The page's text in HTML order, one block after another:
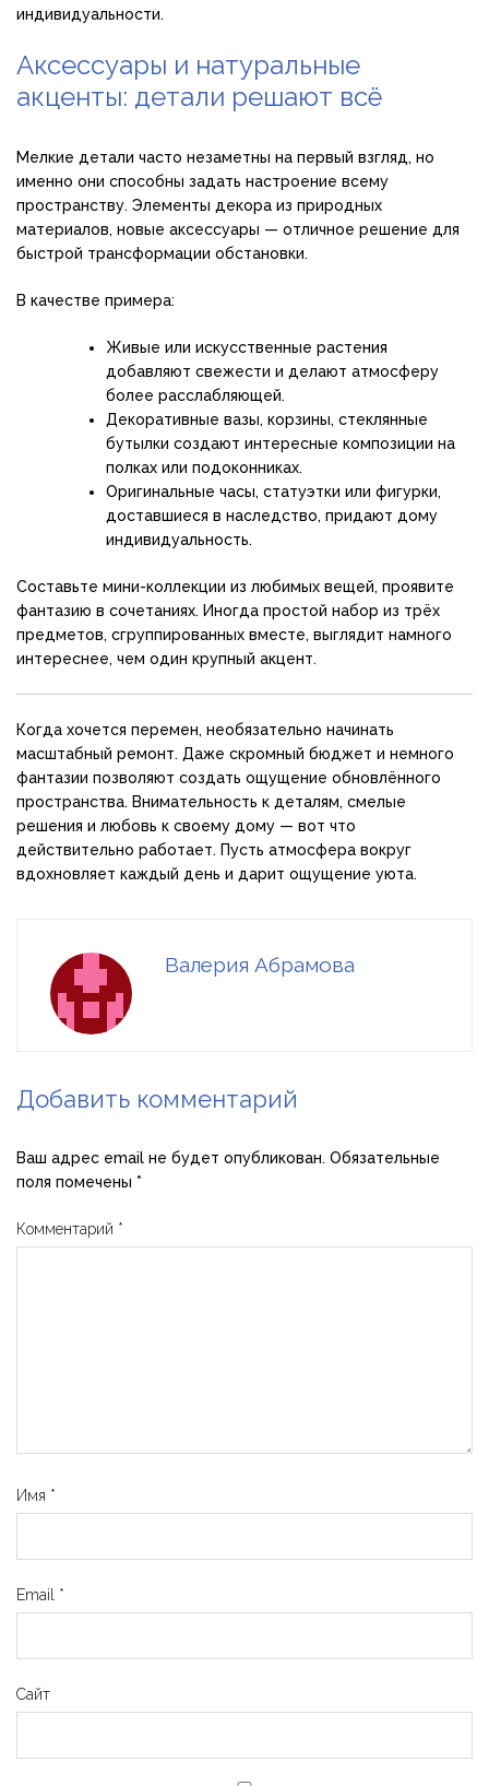
индивидуальности.
Аксессуары и натуральные
акценты: детали решают всё
Мелкие детали часто незаметны на первый взгляд, но
именно они способны задать настроение всему
пространству. Элементы декора из природных
материалов, новые аксессуары — отличное решение для
быстрой трансформации обстановки.
В качестве примера:
Живые или искусственные растения
добавляют свежести и делают атмосферу
более расслабляющей.
Декоративные вазы, корзины, стеклянные
бутылки создают интересные композиции на
полках или подоконниках.
Оригинальные часы, статуэтки или фигурки,
доставшиеся в наследство, придают дому
индивидуальность.
Составьте мини-коллекции из любимых вещей, проявите
фантазию в сочетаниях. Иногда простой набор из трёх
предметов, сгруппированных вместе, выглядит намного
интереснее, чем один крупный акцент.
Когда хочется перемен, необязательно начинать
масштабный ремонт. Даже скромный бюджет и немного
фантазии позволяют создать ощущение обновлённого
пространства. Внимательность к деталям, смелые
решения и любовь к своему дому — вот что
действительно работает. Пусть атмосфера вокруг
вдохновляет каждый день и дарит ощущение уюта.
Валерия Абрамова
Добавить комментарий
Ваш адрес email не будет опубликован. Обязательные
поля помечены *
Комментарий *
Имя *
Email *
Сайт